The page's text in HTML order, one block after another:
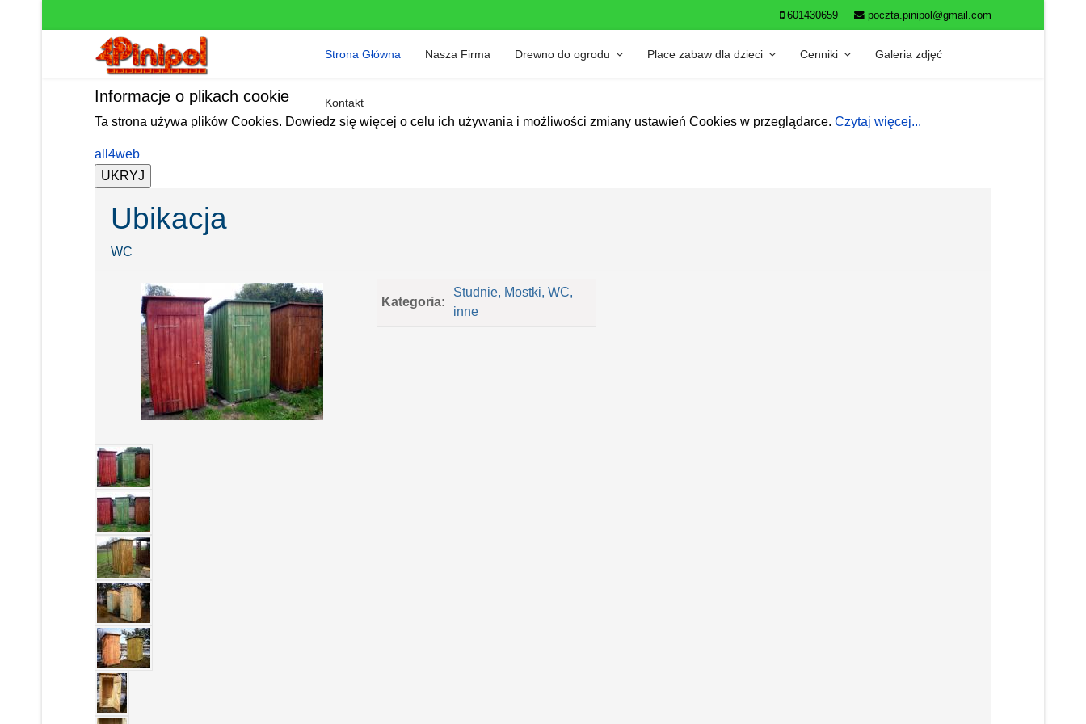
601430659 poczta.pinipol@gmail.com
Strona Główna Nasza Firma Drewno do ogrodu Place zabaw dla dzieci Cenniki Galeria zdjęć
Kontakt
Informacje o plikach cookie
Ta strona używa plików Cookies. Dowiedz się więcej o celu ich używania i możliwości zmiany ustawień Cookies w przeglądarce. Czytaj więcej...
all4web
Ubikacja
WC
Kategoria:
Studnie, Mostki, WC,
inne